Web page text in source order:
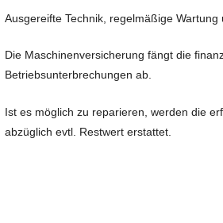
Ausgereifte Technik, regelmäßige
Die Maschinenversicherung fängt die
Betriebsunterbrechungen ab.
Ist es möglich zu reparieren, werden die
abzüglich evtl. Restwert erstattet.